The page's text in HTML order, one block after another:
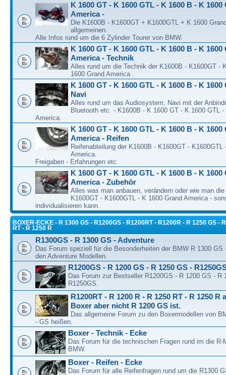
K 1600 GT - K 1600 GTL - K 1600 B - K 1600
America -
Die K1600B - K1600GT + K1600GTL + K 1600
allgemeinen.
Alle Infos rund um die 6 Zylinder Tourer von BMW.
K 1600 GT - K 1600 GTL - K 1600 B - K 1600
America - Technik
Alles rund um die Technik der K1600B - K1600GT -
1600 Grand America .
K 1600 GT - K 1600 GTL - K 1600 B - K 1600
Navi
Alles rund um das Audiosystem, Navi mit der
Bluetooth etc. - K1600B - K 1600 GT - K 1600 GTL -
America.
K 1600 GT - K 1600 GTL - K 1600 B - K 1600
America - Reifen
Reifenabteilung der K1600B - K1600GT - K1600GTL
America.
Freigaben - Erfahrungen etc.
K 1600 GT - K 1600 GTL - K 1600 B - K 1600
America - Zubehör
Alles was man anbauen, verändern oder wie man
K1600GT - K1600GTL - K 1600 Grand America -
individualisieren kann.
BOXER-ECKE - R 1300 GS - R1200GS - R1200RT - R1200R - R 1250 GS -
RT - R 1250 R
R1300GS - R 1300 GS - Adventure
Das Forum speziell für die Besonderheiten der BMW R 1300 GS
den Adventure Modellen.
R1200GS - R 1200 GS - R 1250 GS -
Das Forum zur Bestseller R1200GS - R 1200 GS - R
R1250GS.
R1200RT - R 1200 R - R 1250 RT - R 1250 R
Boxer aber nicht R 1200 GS ist.
Das allgemeine Forum zu den Boxermodellen von
- GS heißen.
Boxer - Technik - Ecke
Das Forum für die technischen Fragen rund im die R-
BMW.
Boxer - Reifen - Ecke
Das Forum für alle Reifenfragen rund um die R1300